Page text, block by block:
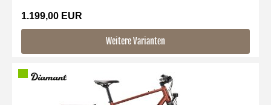
1.199,00 EUR
Weitere Varianten